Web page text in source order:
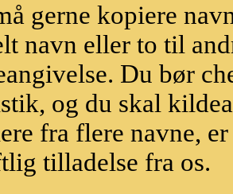
gerne kopiere
navn eller to til
Du bør
og du skal
fra flere navne,
tilladelse fra os.